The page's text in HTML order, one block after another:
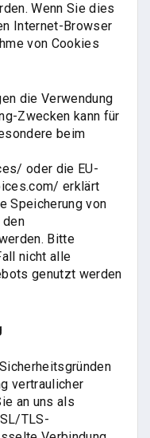
Wenn Sie dies
Internet-Browser
von Cookies
die Verwendung
Zwecken kann für
beim
oder die EU-
erklärt
Speicherung von
den
Bitte
nicht alle
genutzt werden
vertraulicher
an uns als
TLS-